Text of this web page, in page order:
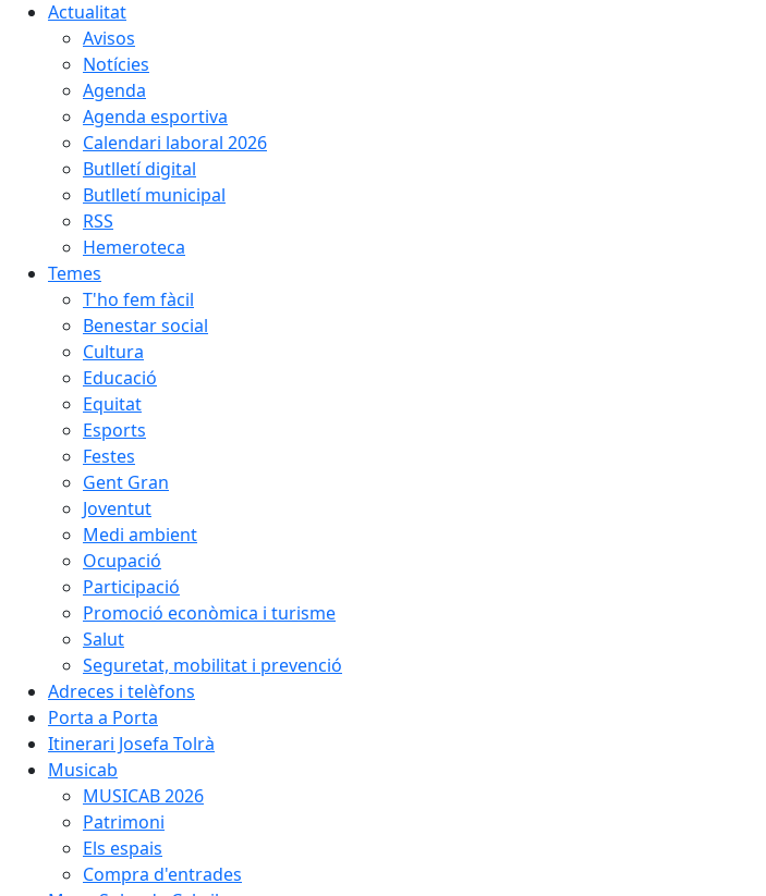
Actualitat
Avisos
Notícies
Agenda
Agenda esportiva
Calendari laboral 2026
Butlletí digital
Butlletí municipal
RSS
Hemeroteca
Temes
T'ho fem fàcil
Benestar social
Cultura
Educació
Equitat
Esports
Festes
Gent Gran
Joventut
Medi ambient
Ocupació
Participació
Promoció econòmica i turisme
Salut
Seguretat, mobilitat i prevenció
Adreces i telèfons
Porta a Porta
Itinerari Josefa Tolrà
Musicab
MUSICAB 2026
Patrimoni
Els espais
Compra d'entrades